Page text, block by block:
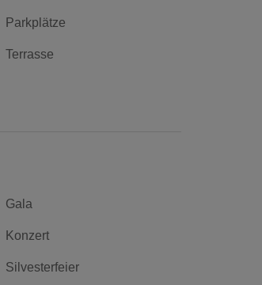
Parkplätze
Terrasse
Gala
Konzert
Silvesterfeier